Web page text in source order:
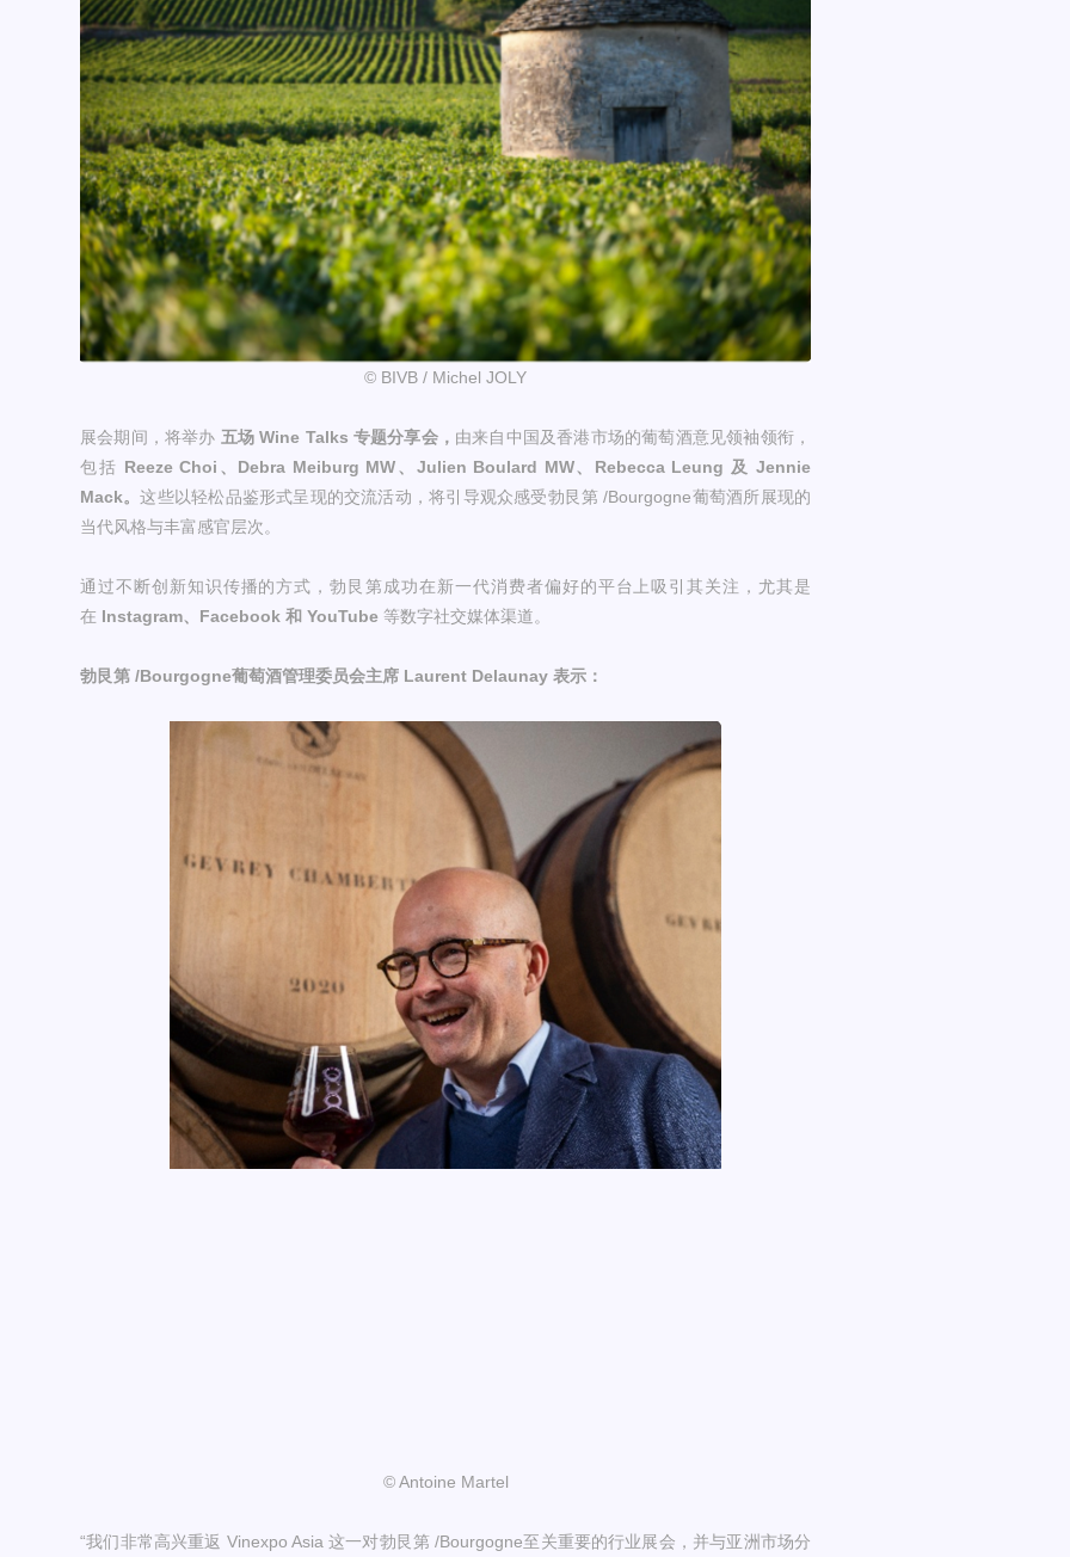
© BIVB / Michel JOLY
展会期间，将举办 五场 Wine Talks 专题分享会， 由来自中国及香港市场的葡萄酒意见领袖领衔，
包括 Reeze Choi、Debra Meiburg MW、Julien Boulard MW、Rebecca Leung 及 Jennie
Mack。这些以轻松品鉴形式呈现的交流活动，将引导观众感受勃艮第 /Bourgogne葡萄酒所展现的
当代风格与丰富感官层次。
通过不断创新知识传播的方式，勃艮第成功在新一代消费者偏好的平台上吸引其关注，尤其是
在 Instagram、Facebook 和 YouTube 等数字社交媒体渠道。
勃艮第 /Bourgogne葡萄酒管理委员会主席 Laurent Delaunay 表示：
© Antoine Martel
“我们非常高兴重返 Vinexpo Asia 这一对勃艮第 /Bourgogne至关重要的行业展会，并与亚洲市场分